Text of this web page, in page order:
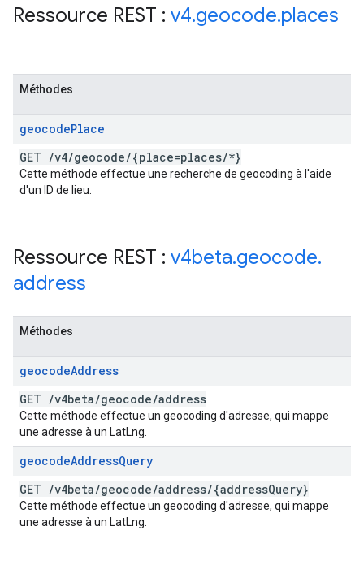
Ressource REST : v4.geocode.places
Méthodes
geocodePlace
GET /v4/geocode/{place=places/*}
Cette méthode effectue une recherche de geocoding à l'aide
d'un ID de lieu.
Ressource REST : v4beta.geocode.
address
Méthodes
geocodeAddress
GET /v4beta/geocode/address
Cette méthode effectue un geocoding d'adresse, qui mappe
une adresse à un LatLng.
geocodeAddressQuery
GET /v4beta/geocode/address/{addressQuery}
Cette méthode effectue un geocoding d'adresse, qui mappe
une adresse à un LatLng.